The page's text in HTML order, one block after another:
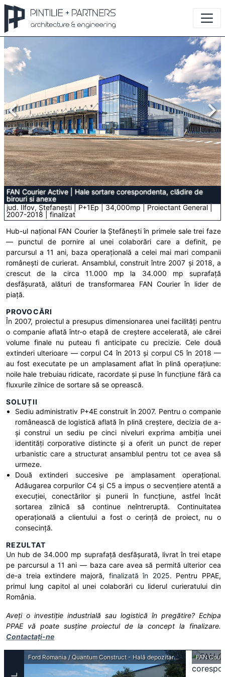
FAN Courier Active
Hale sortare corespondenta, clădire de
birouri si anexe
jud. Ilfov, Ștefanești | P+1Ep | 34,000mp | Proiectant General |
2007-2018 | finalizat
Hub-ul național FAN Courier la Ștefănești în primele sale trei faze
— punctul de pornire al unei colaborări care a definit, pe
parcursul a 11 ani, baza operațională a celei mai mari companii
românești de curierat. Ansamblul, construit între 2007 și 2018, a
crescut de la circa 11.000 mp la 34.000 mp suprafață
desfășurată, alături de transformarea FAN Courier în lider de
piață.
PROVOCĂRI
În 2007, proiectul a presupus dimensionarea unei facilități pentru
o companie aflată într-o etapă de creștere accelerată, ale cărei
volume finale nu puteau fi anticipate cu precizie. Cele două
extinderi ulterioare — corpul C4 în 2013 și corpul C5 în 2018 —
au fost executate pe un amplasament aflat în plină operațiune:
noile hale trebuiau ridicate, racordate și puse în funcțiune fără ca
fluxurile zilnice de sortare să se oprească.
SOLUȚII
Sediu administrativ P+4E construit în 2007. Pentru o companie
românească de logistică aflată în plină creștere, decizia de a-
și construi un sediu pe cinci niveluri exprima ambiția unei
identități corporative distincte și a oferit un punct de reper
urbanistic care a structurat ansamblul pentru tot ce avea să
urmeze.
Două extinderi succesive pe amplasament operațional.
Adăugarea corpurilor C4 și C5 a impus o secvențiere atentă a
execuției, conectărilor și punerii în funcțiune, astfel încât
sortarea zilnică să continue neîntreruptă. Continuitatea
operațională a clientului a fost o cerință de proiect, nu o
consecință.
REZULTAT
Un hub de 34.000 mp suprafață desfășurată, livrat în trei etape
pe parcursul a 11 ani — baza care avea să permită ulterior cea
de-a treia extindere majoră, finalizată în 2025. Pentru PPAE,
primul lung capitol al unei colaborări cu liderul curieratului din
România.
Aveți o investiție industrială sau logistică în pregătire? Echipa
PPAE vă poate susține proiectul de la concept la finalizare.
Contactați-ne
Ford Romania / Quantum Construct - Hală depozitare caroserii și dock montaj general